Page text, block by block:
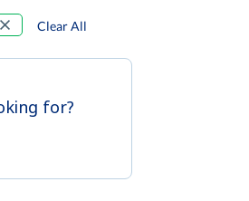
Clear All
for?